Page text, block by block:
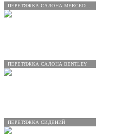
ПЕРЕТЯЖКА САЛОНА BENTLEY
ПЕРЕТЯЖКА СИДЕНИЙ